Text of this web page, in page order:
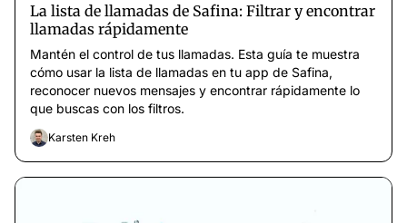
La lista de llamadas de Safina: Filtrar y encontrar
llamadas rápidamente
Mantén el control de tus llamadas. Esta guía te muestra
cómo usar la lista de llamadas en tu app de Safina,
reconocer nuevos mensajes y encontrar rápidamente lo
que buscas con los filtros.
Karsten Kreh